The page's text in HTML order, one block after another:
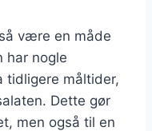
være en måde
har nogle
tidligere måltider,
Dette gør
men også til en